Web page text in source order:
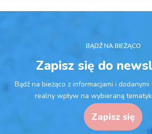
BĄDŹ NA BIEŻĄCO
Zapisz się do
Bądź na bieżąco z informacjami i
realny wpływ na wybieraną
Zapisz się